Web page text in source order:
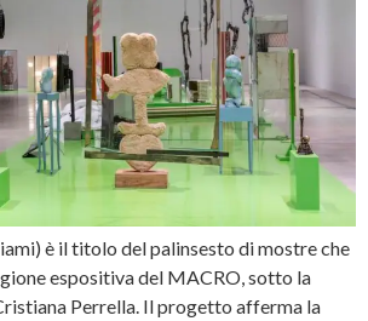
è il titolo del palinsesto di mostre che
espositiva del MACRO, sotto la
Perrella. Il progetto afferma la